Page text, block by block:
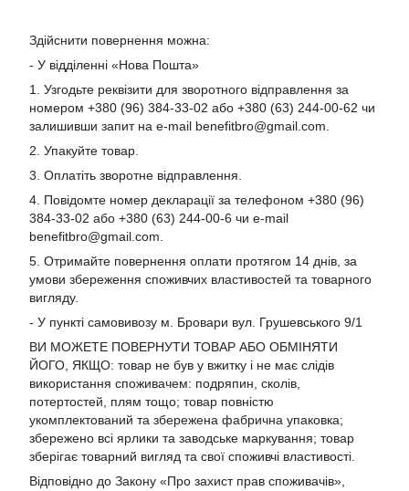
Здійснити повернення можна:
- У відділенні «Нова Пошта»
1. Узгодьте реквізити для зворотного відправлення за
номером +380 (96) 384-33-02 або +380 (63) 244-00-62 чи
залишивши запит на e-mail benefitbro@gmail.com
2. Упакуйте товар.
3. Оплатіть зворотне відправлення.
4. Повідомте номер декларації за телефоном +380 (96)
384-33-02 або +380 (63) 244-00-6 чи e-mail
benefitbro@gmail.com
5. Отримайте повернення оплати протягом 14 днів, за
умови збереження споживчих властивостей та товарного
вигляду.
- У пункті самовивозу м. Бровари вул. Грушевського 9/1
ВИ МОЖЕТЕ ПОВЕРНУТИ ТОВАР АБО ОБМІНЯТИ
ЙОГО, ЯКЩО: товар не був у вжитку і не має слідів
використання споживачем: подряпин, сколів,
потертостей, плям тощо; товар повністю
укомплектований та збережена фабрична упаковка;
збережено всі ярлики та заводське маркування; товар
зберігає товарний вигляд та свої споживчі властивості.
Відповідно до Закону «Про захист прав споживачів»,